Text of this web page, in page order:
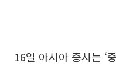
16일 아시아 증시는 ‘